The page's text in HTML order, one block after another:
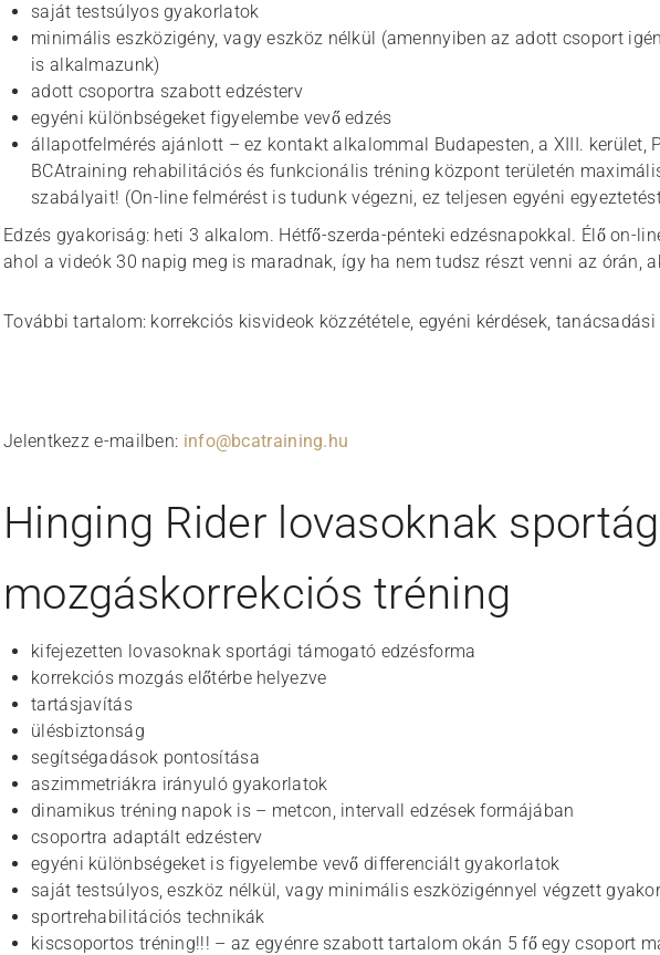
saját testsúlyos gyakorlatok
minimális eszközigény, vagy eszköz nélkül (amennyiben az adott csoport
is alkalmazunk)
adott csoportra szabott edzésterv
egyéni különbségeket figyelembe vevő edzés
állapotfelmérés ajánlott – ez kontakt alkalommal Budapesten, a XIII. kerület,
BCAtraining rehabilitációs és funkcionális tréning központ területén
szabályait! (On-line felmérést is tudunk végezni, ez teljesen egyéni
Edzés gyakoriság: heti 3 alkalom. Hétfő-szerda-pénteki edzésnapokkal. Élő on-
ahol a videók 30 napig meg is maradnak, így ha nem tudsz részt venni az órán,
További tartalom: korrekciós kisvideok közzététele, egyéni kérdések, tanácsadási
Jelentkezz e-mailben: info@bcatraining.hu
Hinging Rider lovasoknak
mozgáskorrekciós tréning
kifejezetten lovasoknak sportági támogató edzésforma
korrekciós mozgás előtérbe helyezve
tartásjavítás
ülésbiztonság
segítségadások pontosítása
aszimmetriákra irányuló gyakorlatok
dinamikus tréning napok is – metcon, intervall edzések formájában
csoportra adaptált edzésterv
egyéni különbségeket is figyelembe vevő differenciált gyakorlatok
saját testsúlyos, eszköz nélkül, vagy minimális eszközigénnyel végzett
sportrehabilitációs technikák
kiscsoportos tréning!!! – az egyénre szabott tartalom okán 5 fő egy csoport